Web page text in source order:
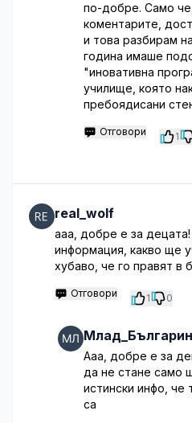
по-добре. Само
коментарите,
и това разбирам
година имаше
"иновативна
училище, която
пребоядисани
Отговори 1
real_wolf
ааа, добре е за
информация, какво ще
хубаво, че го правят в
Отговори 1 0
Млад_Българин
Ааа, добре е за
да не стане само
истински инфо, че
са